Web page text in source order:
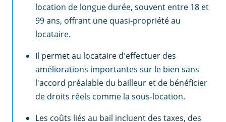
location de longue durée, souvent entre 18 et
99 ans, offrant une quasi-propriété au
locataire.
Il permet au locataire d'effectuer des
améliorations importantes sur le bien sans
l'accord préalable du bailleur et de bénéficier
de droits réels comme la sous-location.
Les coûts liés au bail incluent des taxes, des